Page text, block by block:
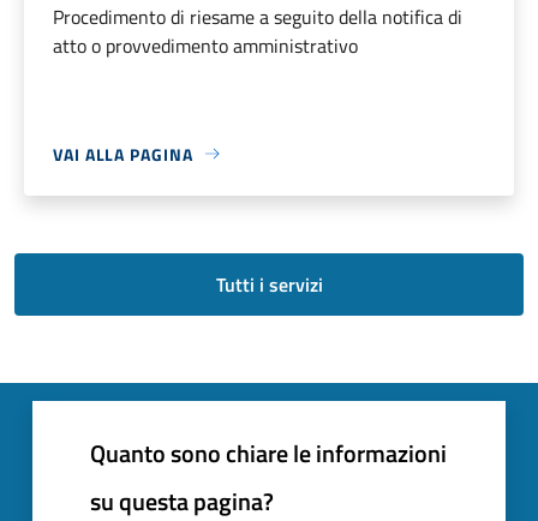
Procedimento di riesame a seguito della notifica di
atto o provvedimento amministrativo
VAI ALLA PAGINA
Tutti i servizi
Quanto sono chiare le informazioni
su questa pagina?